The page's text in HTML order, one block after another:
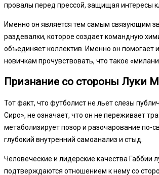
провалы перед прессой, защищая интересы
Именно он является тем самым связующим
раздевалки, которое создает командную
объединяет коллектив. Именно он помогает
новичкам прочувствовать, что такое
Признание со стороны Луки
Тот факт, что футболист не льет слезы
Сиро», не означает, что он не переживает
метаболизирует позор и разочарование по-
глубокий внутренний самоанализ и стыд.
Человеческие и лидерские качества Габбии
подтверждаются отношением к нему со